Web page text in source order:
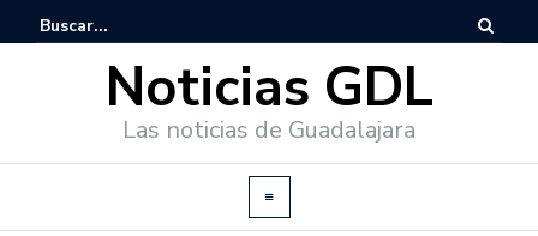
Noticias GDL
Las noticias de Guadalajara